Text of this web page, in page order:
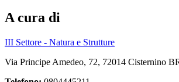
A cura di
III Settore - Natura e Strutture
Via Principe Amedeo, 72, 72014 Cisternino